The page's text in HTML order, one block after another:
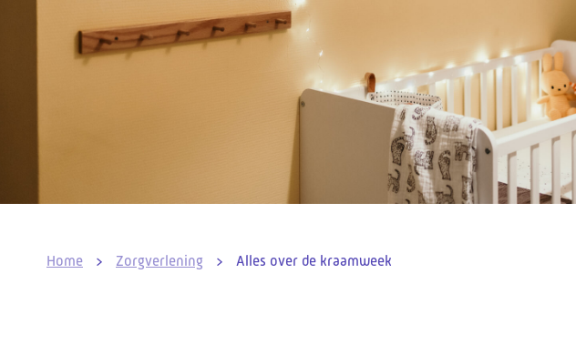
Home > Zorgverlening > Alles over de kraamweek